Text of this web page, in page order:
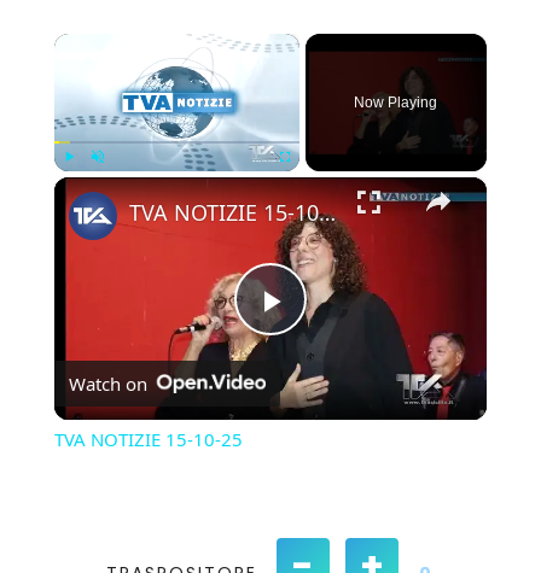
×
Play Unmute
Now Playing
×
Play
Video
TVA NOTIZIE 15-10-25
Watch on
TVA NOTIZIE 15-10-25